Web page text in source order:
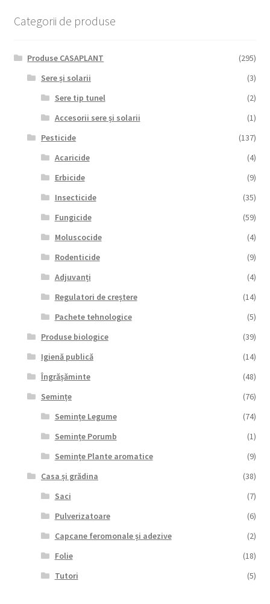
Categorii de produse
Produse CASAPLANT
(295)
Sere și solarii
(3)
Sere tip tunel
(2)
Accesorii sere și solarii
(1)
Pesticide
(137)
Acaricide
(4)
Erbicide
(9)
Insecticide
(35)
Fungicide
(59)
Moluscocide
(4)
Rodenticide
(9)
Adjuvanți
(4)
Regulatori de creștere
(14)
Pachete tehnologice
(5)
Produse biologice
(39)
Igienă publică
(14)
Îngrășăminte
(48)
Semințe
(76)
Semințe Legume
(74)
Semințe Porumb
(1)
Semințe Plante aromatice
(9)
Casa și grădina
(38)
Saci
(7)
Pulverizatoare
(6)
Capcane feromonale și adezive
(2)
Folie
(18)
Tutori
(5)